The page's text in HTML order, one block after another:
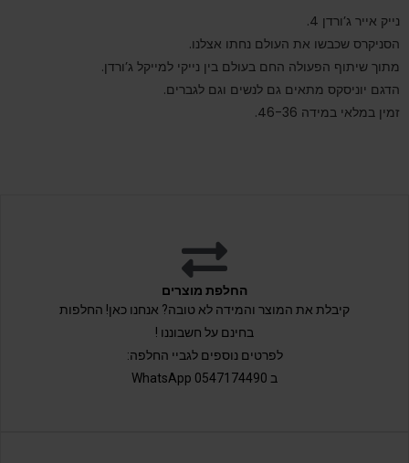
נייק אייר ג’ורדן 4.
הסניקרס שכבשו את העולם נחתו אצלנו.
מתוך שיתוף הפעולה החם בעולם בין נייקי למייקל ג’ורדן.
הדגם יוניסקס מתאים גם לנשים וגם לגברים.
זמין במלאי במידה 46-36.
החלפת מוצרים
קיבלת את המוצר והמידה לא טובה? אנחנו כאן! החלפות
בחינם על חשבוננו !
לפרטים נוספים לגביי החלפה:
ב 0547174490 WhatsApp